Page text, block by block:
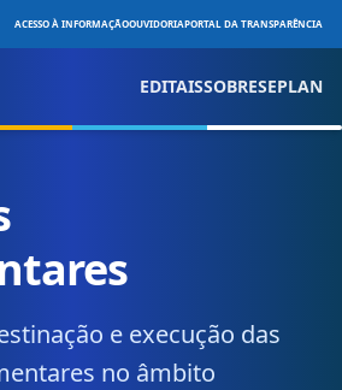
ACESSO À INFORMAÇÃOOUVIDORIAPORTAL DA TRANSPARÊNCIA
EDITAISSOBRESEPLAN
e execução das
no âmbito